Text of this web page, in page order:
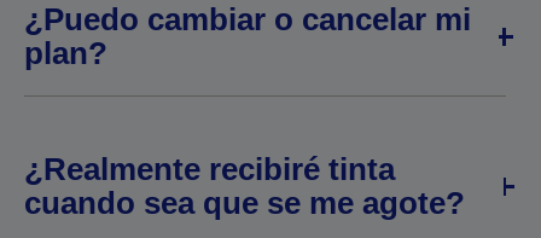
¿Puedo cambiar o cancelar mi
plan?
¿Realmente recibiré tinta
cuando sea que se me agote?